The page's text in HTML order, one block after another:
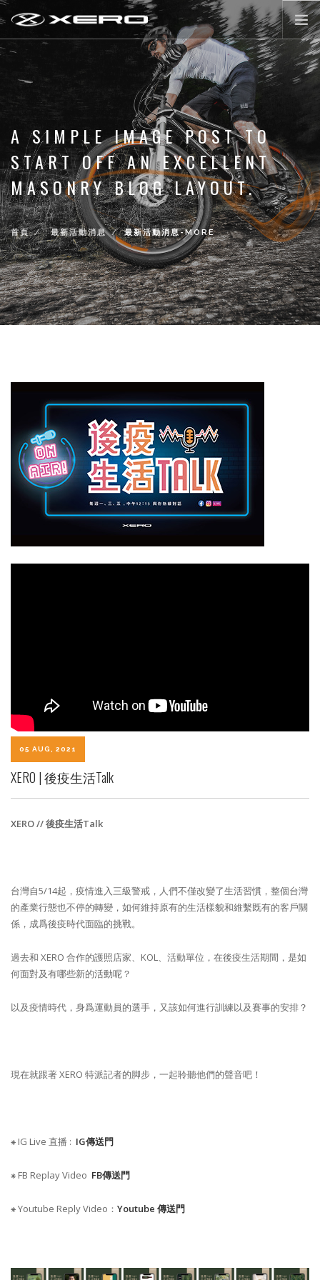
XERO WORLD
最新活動消息
登入/註冊
前往購物
LANGUAGE
A SIMPLE IMAGE POST TO
START OFF AN EXCELLENT
MASONRY BLOG LAYOUT.
首頁 最新活動消息 最新活動消息-MORE
05 AUG, 2021
XERO | 後疫生活Talk
XERO //後疫生活Talk
台灣自5/14起，疫情進入三級警戒，人們不僅改變了生活習慣，整個台灣
的產業行態也不停的轉變，如何維持原有的生活樣貌和維繫既有的客戶關
係，成爲後疫時代面臨的挑戰。
過去和 XERO 合作的護照店家、KOL、活動單位，在後疫生活期間，是如
何面對及有哪些新的活動呢？
以及疫情時代，身爲運動員的選手，又該如何進行訓練以及賽事的安排？
現在就跟著 XERO 特派記者的脚步，一起聆聽他們的聲音吧！
⁕ IG Live 直播 : IG傳送門
⁕ FB Replay Video FB傳送門
⁕ Youtube Reply Video： Youtube 傳送門